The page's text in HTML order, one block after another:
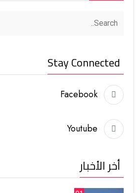
Stay Connected
Facebook
Youtube
أخر الأخبار